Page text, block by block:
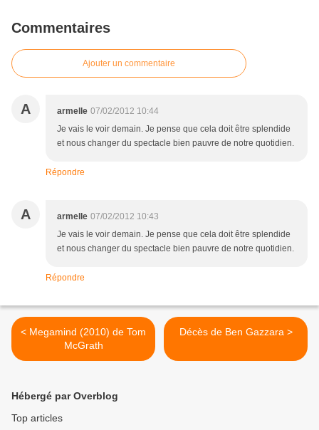
Commentaires
Ajouter un commentaire
A armelle 07/02/2012 10:44
Je vais le voir demain. Je pense que cela doit être splendide
et nous changer du spectacle bien pauvre de notre quotidien.
Répondre
A armelle 07/02/2012 10:43
Je vais le voir demain. Je pense que cela doit être splendide
et nous changer du spectacle bien pauvre de notre quotidien.
Répondre
< Megamind (2010) de Tom
McGrath
Décès de Ben Gazzara >
Hébergé par Overblog
Top articles